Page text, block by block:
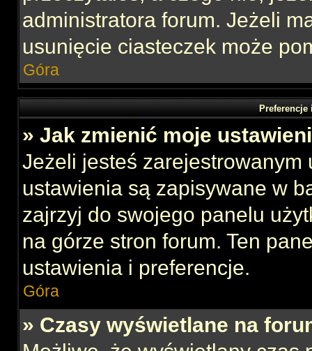
administratora forum. Jeżeli
usunięcie ciasteczek może
Góra
» Jak zmienić moje
Jeżeli jesteś zarejestrowanym
ustawienia są zapisywane w
zajrzyj do swojego panelu
na górze stron forum. Ten
ustawienia i preferencje.
Góra
» Czasy wyświetlane na